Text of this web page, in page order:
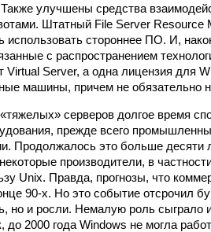
улучшены средства
Штатный File Server Resource
использовать стороннее ПО. И,
с распространением
Virtual Server, а одна лицензия для
машины, причем не обязательно
серверов долгое время
прежде всего
Продолжалось это больше десяти
производители, в
Unix. Правда, прогнозы, что
90-х. Но это событие отсрочил
но и росли. Немалую роль сыграло
до 2000 года Windows не могла